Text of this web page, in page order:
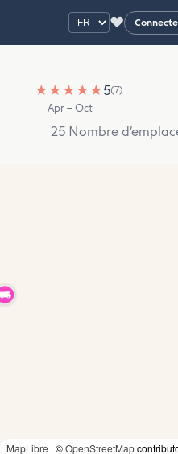
♥
★ ★ ★ ★ ★5(7)
Apr – Oct
25 Nombre
MapLibre | ©OpenStreetMap